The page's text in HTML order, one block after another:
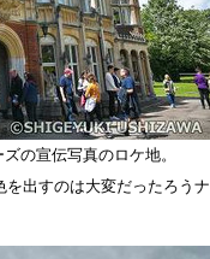
の宣伝写真のロケ地。
出すのは大変だったろうナ